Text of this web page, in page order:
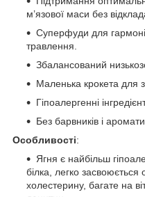
м’язової маси без
Суперфуди для
травлення.
Збалансований
Маленька крокета для
Гіпоалергенні
Без барвників і
Особливості:
Ягня є найбільш
білка, легко засвоюється
холестерину, багате на